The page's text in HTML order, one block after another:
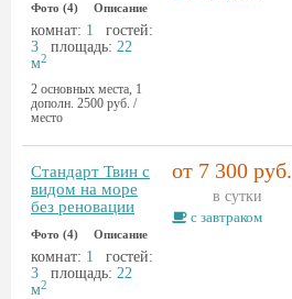
Фото (4) Описание
комнат: 1
гостей:
3
площадь: 22
м2
2 основных места, 1
дополн. 2500 руб. /
место
Стандарт Твин с
видом на море
без реновации
Фото (4) Описание
комнат: 1
гостей:
3
площадь: 22
м2
от 7 300 руб.
в сутки
с завтраком